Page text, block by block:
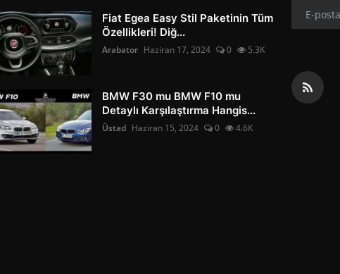
Fiat Egea Easy Stil Paketinin Tüm
Özellikleri! Diğ...
Arabator Haziran 17, 2024 0 5.3K
BMW F30 mu BMW F10 mu
Detaylı Karşılaştırma Hangis...
Üstad Haziran 15, 2024 0 4.6K